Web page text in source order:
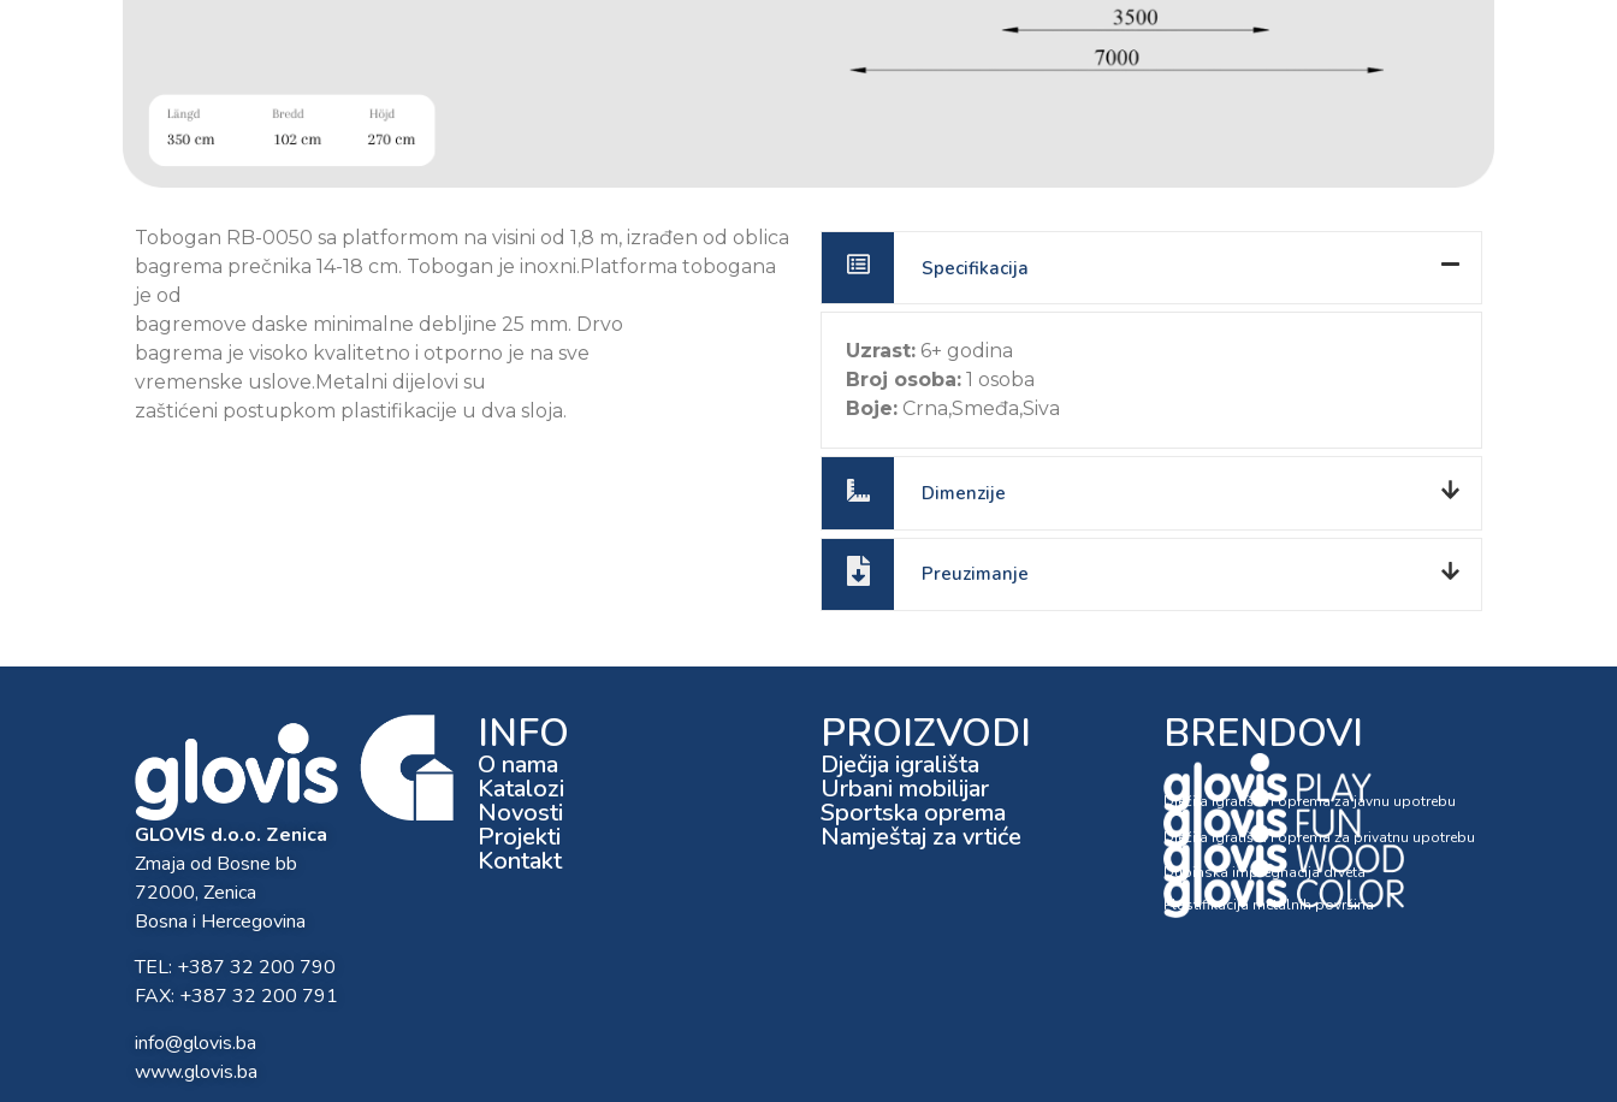
Tobogan RB-0050 sa platformom na visini od 1,8 m, izrađen od oblica
bagrema prečnika 14-18 cm. Tobogan je inoxni.Platforma tobogana
je od
bagremove daske minimalne debljine 25 mm. Drvo
bagrema je visoko kvalitetno i otporno je na sve
vremenske uslove.Metalni dijelovi su
zaštićeni postupkom plastifikacije u dva sloja.
Specifikacija
Uzrast: 6+ godina
Broj osoba: 1 osoba
Boje: Crna,Smeđa,Siva
Dimenzije
Preuzimanje
GLOVIS d.o.o. Zenica
Zmaja od Bosne bb
72000, Zenica
Bosna i Hercegovina
TEL: +387 32 200 790
FAX: +387 32 200 791
info@glovis.ba
www.glovis.ba
INFO
O nama
Katalozi
Novosti
Projekti
Kontakt
PROIZVODI
Dječija igrališta
Urbani mobilijar
Sportska oprema
Namještaj za vrtiće
BRENDOVI
Dječija igrališta i oprema za javnu upotrebu
Dječija igrališta i oprema za privatnu upotrebu
Dubinska impregnacija drveta
Plastifikacija metalnih površina